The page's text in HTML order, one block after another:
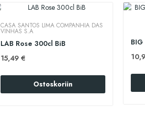
CASA SANTOS LIMA COMPANHIA DAS
VINHAS S.A
LAB Rose 300cl BiB
15,49 €
Ostoskoriin